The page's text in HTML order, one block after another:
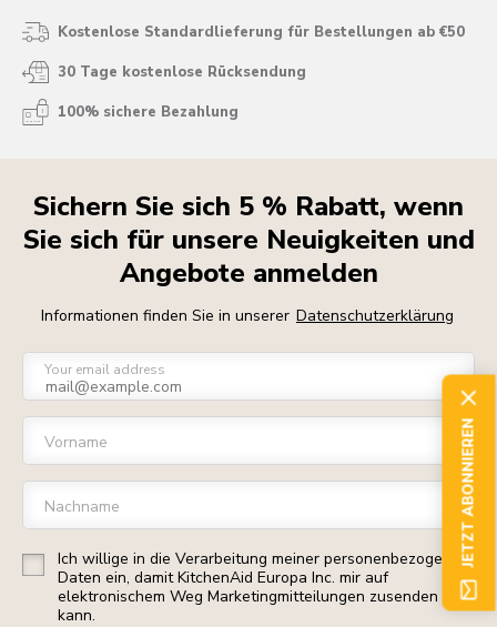
Kostenlose Standardlieferung für Bestellungen ab €50
30 Tage kostenlose Rücksendung
100% sichere Bezahlung
Sichern Sie sich 5 % Rabatt, wenn
Sie sich für unsere Neuigkeiten und
Angebote anmelden
Informationen finden Sie in unserer Datenschutzerklärung
Your email address
Vorname
Nachname
Ich willige in die Verarbeitung meiner personenbezogenen
Daten ein, damit KitchenAid Europa Inc. mir auf
elektronischem Weg Marketingmitteilungen zusenden
kann.
JETZT ABONNIEREN